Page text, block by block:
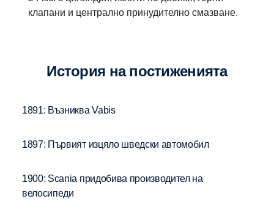
клапани и централно принудително смазване.
История на постиженията
1891: Възниква Vabis
1897: Първият изцяло шведски автомобил
1900: Scania придобива производител на
велосипеди